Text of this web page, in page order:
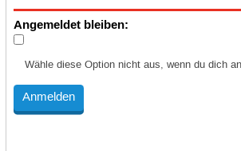
Angemeldet bleiben:
Wähle diese Option nicht aus, wenn du dich